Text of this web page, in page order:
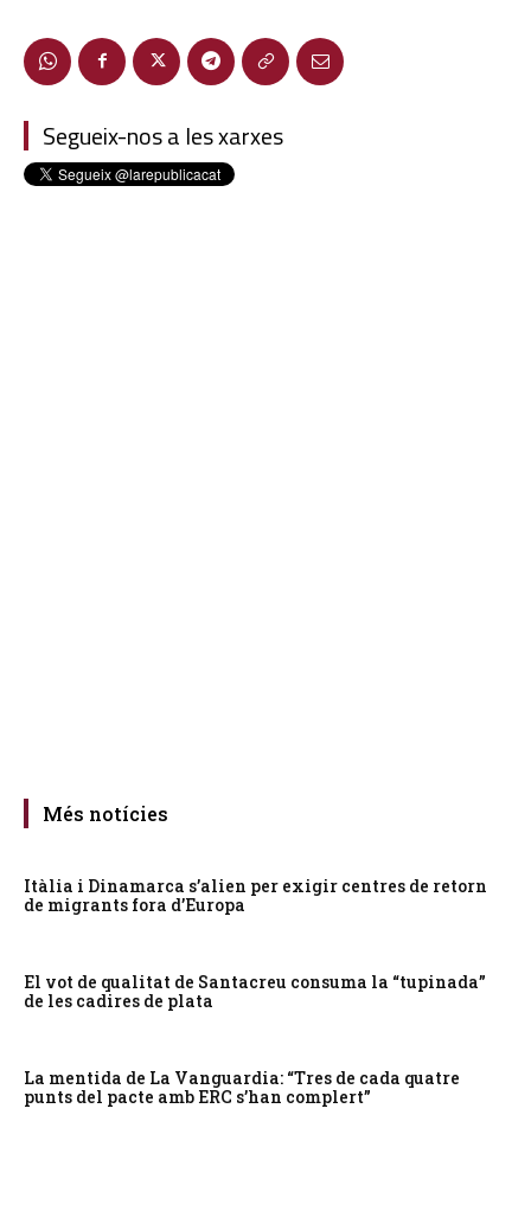
Segueix-nos a les xarxes
Més notícies
Itàlia i Dinamarca s’alien per exigir centres de retorn
de migrants fora d’Europa
El vot de qualitat de Santacreu consuma la “tupinada”
de les cadires de plata
La mentida de La Vanguardia: “Tres de cada quatre
punts del pacte amb ERC s’han complert”